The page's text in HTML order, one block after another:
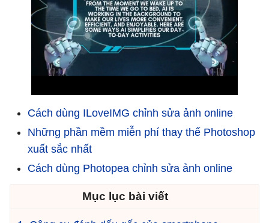
Cách dùng ILoveIMG chỉnh sửa ảnh online
Những phần mềm miễn phí thay thế Photoshop
xuất sắc nhất
Cách dùng Photopea chỉnh sửa ảnh online
Mục lục bài viết